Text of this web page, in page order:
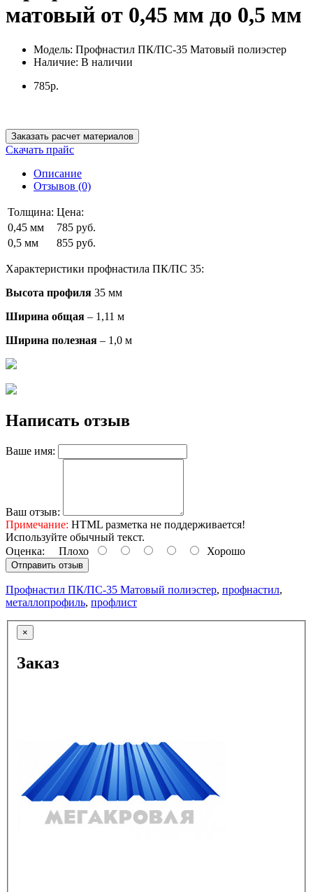
матовый от 0,45 мм до 0,5 мм
Модель: Профнастил ПК/ПС-35 Матовый полиэстер
Наличие: В наличии
785р.
Заказать расчет материалов
Скачать прайс
Описание
Отзывов (0)
Толщина: Цена:
0,45 мм
785 руб.
0,5 мм
855 руб.
Характеристики профнастила ПК/ПС 35:
Высота профиля 35 мм
Ширина общая – 1,11 м
Ширина полезная – 1,0 м
Написать отзыв
Ваше имя:
Ваш отзыв:
Примечание: HTML разметка не поддерживается!
Используйте обычный текст.
Оценка: Плохо Хорошо
Отправить отзыв
Профнастил ПК/ПС-35 Матовый полиэстер, профнастил,
металлопрофиль, профлист
×
Заказ